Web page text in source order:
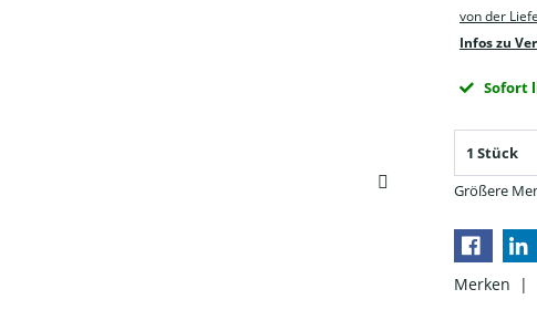
von der
Infos zu
Sofort
Größere
Merken |